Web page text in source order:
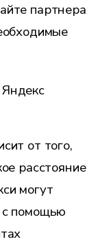
партнера
от того,
расстояние
могут
с помощью